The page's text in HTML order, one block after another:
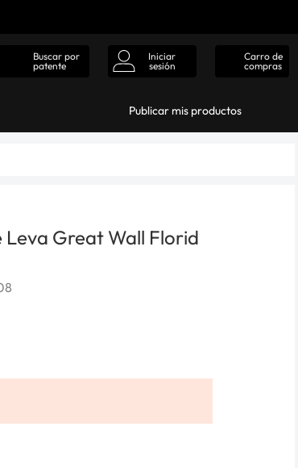
Buscar por
patente
Iniciar
sesión
Carro de
compras
Publicar mis productos
Leva Great Wall Florid